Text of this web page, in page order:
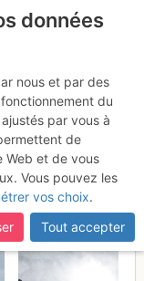
:
Mercredi 15
données
nous et par des
du
par vous à
de
Web et de vous
Vous pouvez les
vos choix.
Tout accepter